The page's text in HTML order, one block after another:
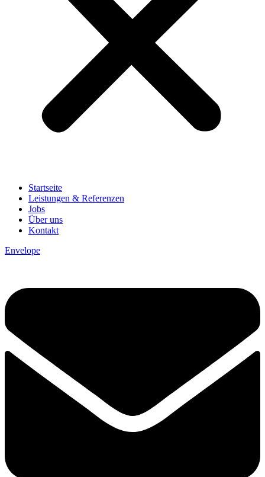
Startseite
Leistungen & Referenzen
Jobs
Über uns
Kontakt
Envelope